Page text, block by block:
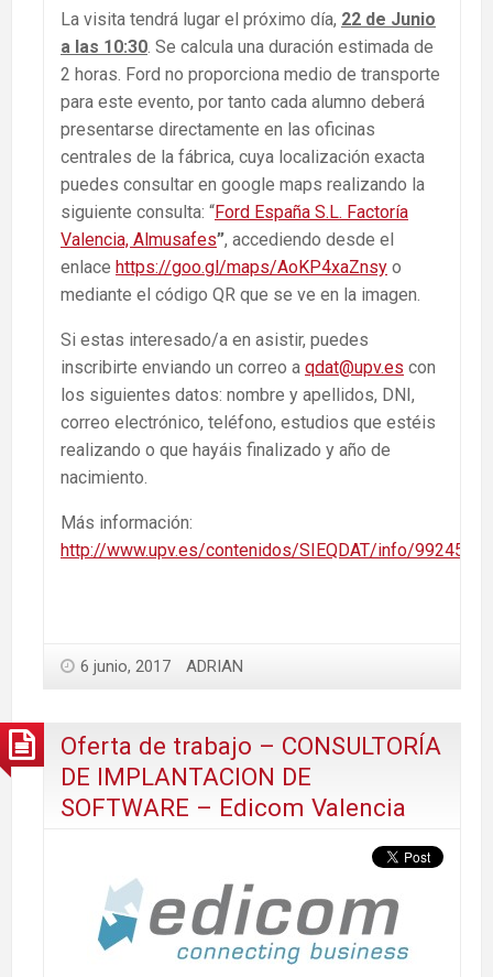
La visita tendrá lugar el próximo día, 22 de Junio
a las 10:30. Se calcula una duración estimada de
2 horas. Ford no proporciona medio de transporte
para este evento, por tanto cada alumno deberá
presentarse directamente en las oficinas
centrales de la fábrica, cuya localización exacta
puedes consultar en google maps realizando la
siguiente consulta: “Ford España S.L. Factoría
Valencia, Almusafes”, accediendo desde el
enlace https://goo.gl/maps/AoKP4xaZnsy o
mediante el código QR que se ve en la imagen.
Si estas interesado/a en asistir, puedes
inscribirte enviando un correo a qdat@upv.es con
los siguientes datos: nombre y apellidos, DNI,
correo electrónico, teléfono, estudios que estéis
realizando o que hayáis finalizado y año de
nacimiento.
Más información:
http://www.upv.es/contenidos/SIEQDAT/info/
6 junio, 2017 ADRIAN
Oferta de trabajo – CONSULTORÍA
DE IMPLANTACION DE
SOFTWARE – Edicom Valencia